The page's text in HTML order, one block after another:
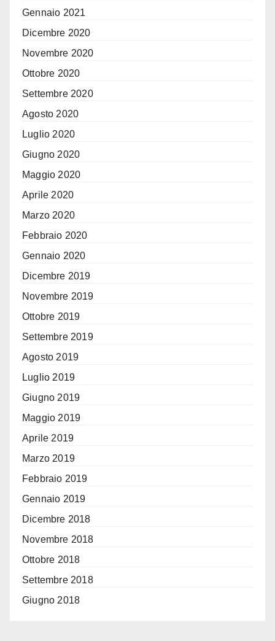
Gennaio 2021
Dicembre 2020
Novembre 2020
Ottobre 2020
Settembre 2020
Agosto 2020
Luglio 2020
Giugno 2020
Maggio 2020
Aprile 2020
Marzo 2020
Febbraio 2020
Gennaio 2020
Dicembre 2019
Novembre 2019
Ottobre 2019
Settembre 2019
Agosto 2019
Luglio 2019
Giugno 2019
Maggio 2019
Aprile 2019
Marzo 2019
Febbraio 2019
Gennaio 2019
Dicembre 2018
Novembre 2018
Ottobre 2018
Settembre 2018
Giugno 2018